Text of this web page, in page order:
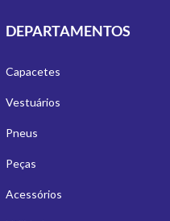
DEPARTAMENTOS
Capacetes
Vestuários
Pneus
Peças
Acessórios